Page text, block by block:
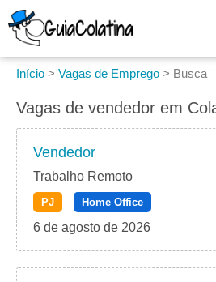
Início > Vagas de Emprego > Busca
Vagas de vendedor em
Vendedor
Trabalho Remoto
PJ Home Office
6 de agosto de 2026